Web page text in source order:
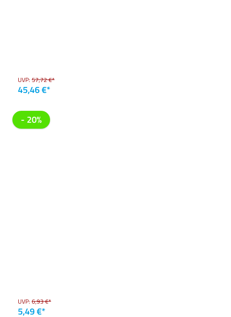
UVP: 57,72 €*
45,46 €*
- 20%
UVP: 6,93 €*
5,49 €*